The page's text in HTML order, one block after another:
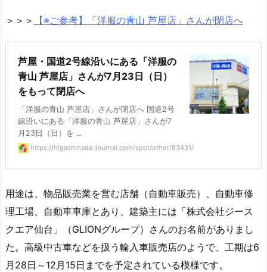
＞＞＞ 【※ご参考】 「洋服の青山 芦屋店」さんが閉店へ
芦屋・国道2号線沿いにある「洋服の
青山 芦屋店」さんが7月23日（日）
をもって閉店へ
「洋服の青山 芦屋店」さんが閉店へ 国道2号
線沿いにある「洋服の青山 芦屋店」さんが7
月23日（日）を ...
https://higashinada-journal.com/spot/other/83431/
用途は、物品販売業を営む店舗（自動車販売）、自動車修
理工場、自動車車庫とあり、建築主には「株式会社ジース
クエア仙台」（GLIONグループ）さんのお名前がありまし
た。高級中古車などを扱う輸入車販売店のようで、工期は6
月28日～12月15日までを予定されている模様です。